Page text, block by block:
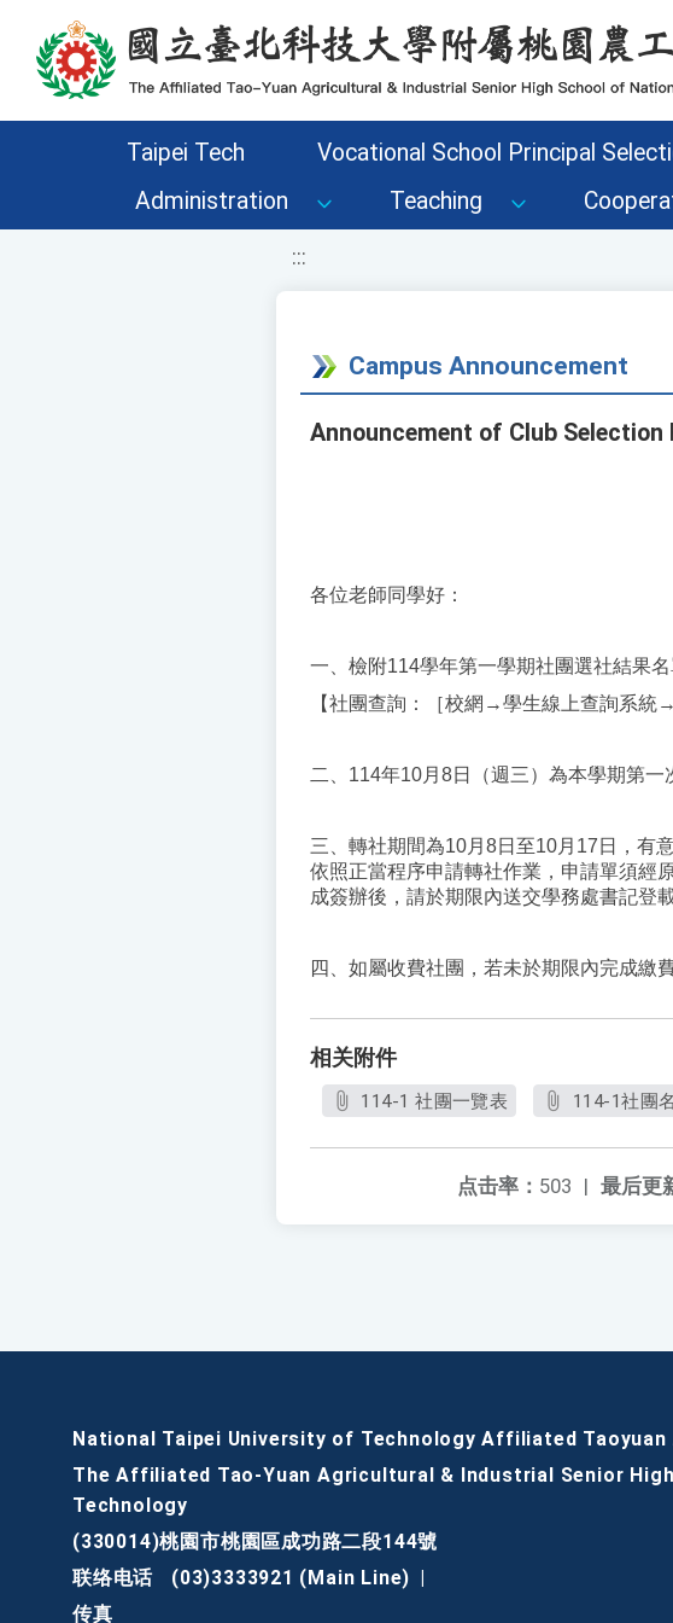
移至網頁之主要內容區位置
Taipei Tech Vocational School Principal
Administration
Teaching
:::
Campus Announcement
Announcement of Club
各位老師同學好：
一、檢附114學年第一學期社團選社結果名
【社團查詢：［校網→學生線上查詢系統
二、114年10月8日（週三）為本學期第
三、轉社期間為10月8日至10月17日，有
依照正當程序申請轉社作業，申請單須經
成簽辦後，請於期限內送交學務處書記登載
四、如屬收費社團，若未於期限內完成繳
相关附件
114-1 社團一覽表 114-1社團
最后更
点击率： 503 |
National Taipei University of Technology Affiliated
The Affiliated Tao-Yuan Agricultural & Industrial Senior
Technology
(330014)桃園市桃園區成功路二段144號
联络电话
(03)3333921 (Main Line)
传真